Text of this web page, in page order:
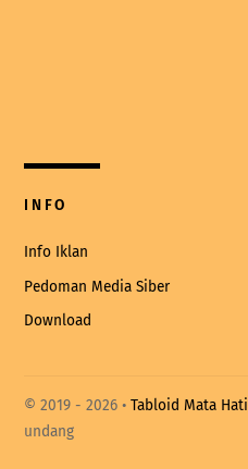
INFO
Info Iklan
Pedoman Media Siber
Download
© 2019 -2026 •Tabloid Mata Hati
undang